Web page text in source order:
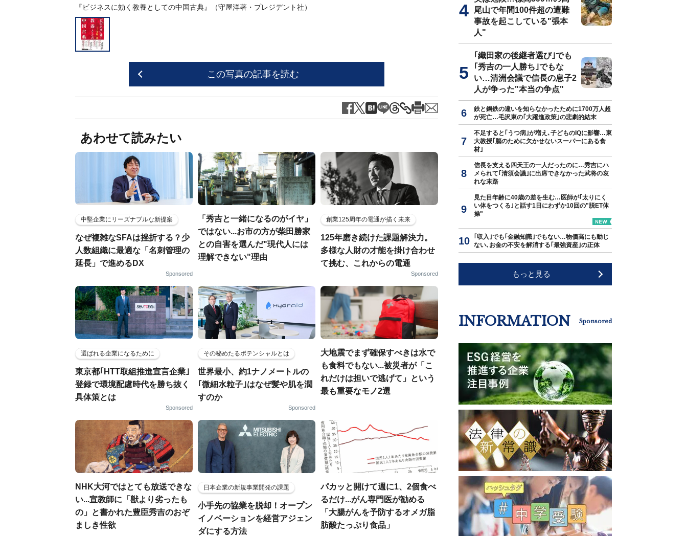
『ビジネスに効く教養としての中国古典』（守屋洋著・プレジデント社）
この写真の記事を読む
あわせて読みたい
中堅企業にリーズナブルな新提案
なぜ複雑なSFAは挫折する？少
人数組織に最適な「名刺管理の
延長」で進めるDX
Sponsored
「秀吉と一緒になるのがイヤ」
ではない...お市の方が柴田勝家
との自害を選んだ"現代人には
理解できない"理由
創業125周年の電通が描く未来
125年磨き続けた課題解決力。
多様な人財の才能を掛け合わせ
て挑む、これからの電通
Sponsored
選ばれる企業になるために
東京都｢HTT取組推進宣言企業｣
登録で環境配慮時代を勝ち抜く
具体策とは
Sponsored
その秘めたるポテンシャルとは
世界最小、約1ナノメートルの
｢微細水粒子｣はなぜ髪や肌を潤
すのか
Sponsored
大地震でまず確保すべきは水で
も食料でもない...被災者が「こ
れだけは担いで逃げて」という
最も重要なモノ2選
NHK大河ではとても放送できな
い...宣教師に「獣より劣ったも
の」と書かれた豊臣秀吉のおぞ
ましき性欲
日本企業の新規事業開発の課題
小手先の協業を脱却！オープン
イノベーションを経営アジェン
ダにする方法
パカッと開けて週に1、2個食べ
るだけ...がん専門医が勧める
「大腸がんを予防するオメガ脂
肪酸たっぷり食品」
尾山で年間100件超の遭難
事故を起こしている"張本
人"
｢織田家の後継者選び｣でも
｢秀吉の一人勝ち｣でもな
い…清洲会議で信長の息子2
人が争った"本当の争点"
鉄と鋼鉄の違いを知らなかったために1700万人超
が死亡…毛沢東の｢大躍進政策｣の悲劇的結末
不足すると｢うつ病｣が増え､子どものIQに影響…東
大教授｢脳のために欠かせないスーパーにある食
材｣
信長を支える四天王の一人だったのに…秀吉にハ
メられて｢清須会議｣に出席できなかった武将の哀
れな末路
見た目年齢に40歳の差を生む…医師が｢太りにく
い体をつくる｣と話す1日にわずか10回の"脱ET体
操"
｢収入｣でも｢金融知識｣でもない…物価高にも動じ
ない､お金の不安を解消する｢最強資産｣の正体
もっと見る
INFORMATION Sponsored